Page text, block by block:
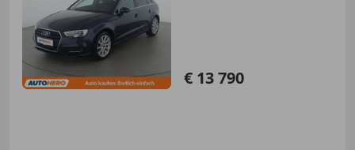
€ 13 790